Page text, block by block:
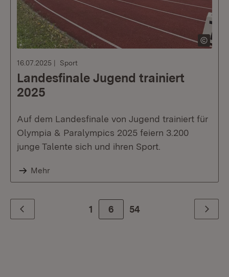
16.07.2025 Sport
Landesfinale Jugend trainiert
2025
Auf dem Landesfinale von Jugend trainiert für
Olympia & Paralympics 2025 feiern 3.200
junge Talente sich und ihren Sport.
Mehr
Zurück 1 6 Zur letzte Seite
54 Weiter